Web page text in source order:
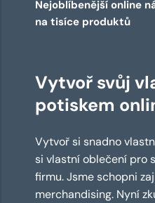
Nejoblíbenější online
na tisíce produktů
Vytvoř svůj
potiskem
Vytvoř si snadno
si vlastní oblečení pro
firmu. Jsme schopni
merchandising. Nyní